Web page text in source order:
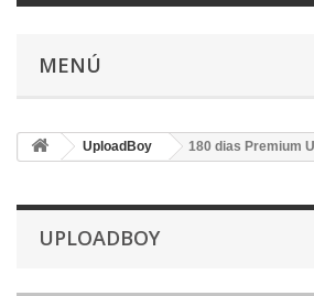
MENÚ
UploadBoy 180 dias Premium
UPLOADBOY